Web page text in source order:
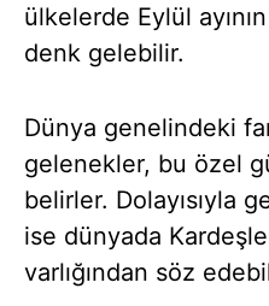
ülkelerde Eylül
denk gelebilir.
Dünya genelindeki
gelenekler, bu özel
belirler. Dolayısıyla
ise dünyada
varlığından söz